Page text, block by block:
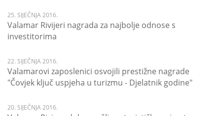
25. SIJEČNJA 2016.
Valamar Rivijeri nagrada za najbolje odnose s
investitorima
22. SIJEČNJA 2016.
Valamarovi zaposlenici osvojili prestižne nagrade
"Čovjek ključ uspjeha u turizmu - Djelatnik godine"
20. SIJEČNJA 2016.